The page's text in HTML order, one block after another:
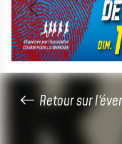
Précédent
Retour sur